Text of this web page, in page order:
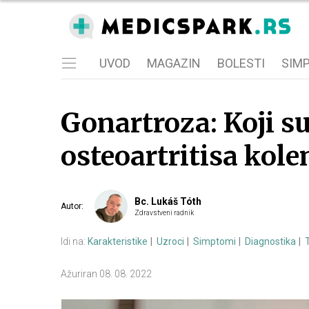
UVOD MAGAZIN BOLESTI
Gonartroza: Koji
osteoartritisa
Autor: Bc. Lukáš Tóth
Zdravstveni radnik
Idi na: Karakteristike Uzroci Simptomi Diagnostika
Ažuriran 08. 08. 2022